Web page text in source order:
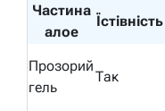
Частина
алое
Їстівність
Прозорий
гель
Так